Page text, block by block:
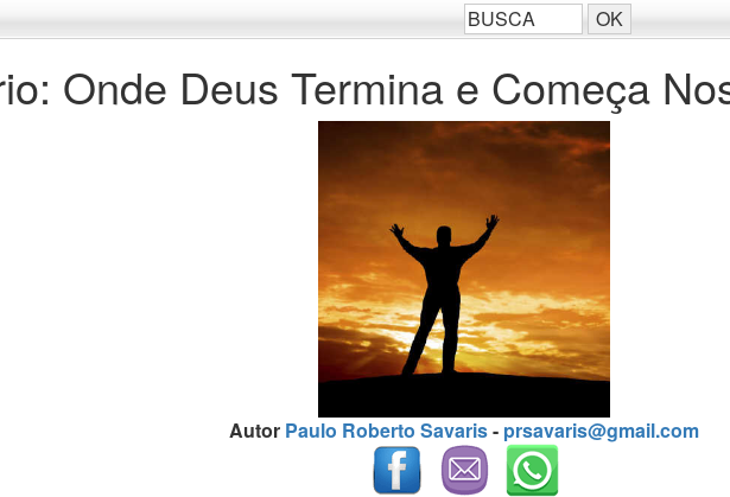
Onde Deus Termina e Começa
Autor Paulo Roberto Savaris- prsavaris@gmail.com